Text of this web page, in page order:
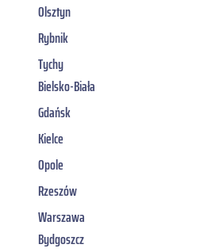
Olsztyn
Rybnik
Tychy
Bielsko-Biała
Gdańsk
Kielce
Opole
Rzeszów
Warszawa
Bydgoszcz